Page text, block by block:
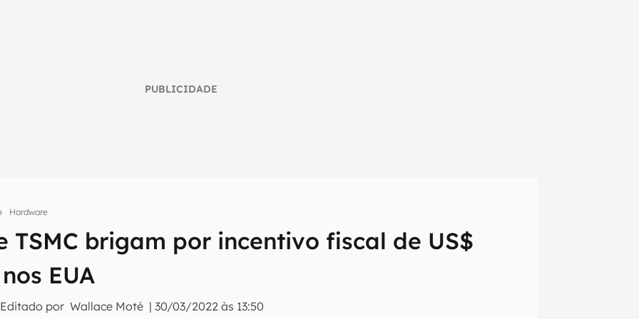
PUBLICIDADE
Hardware
TSMC brigam por incentivo fiscal de US$
EUA
Editado por Wallace Moté |30/03/2022 às 13:50
inteligente do mundo tech!
do Canaltech e receba notícias e reviews sobre tecnologia em primeira